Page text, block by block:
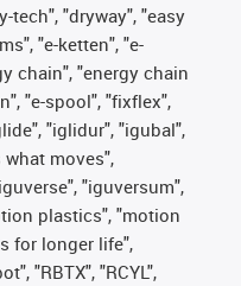
tech", "dryway", "easy
"e-ketten", "e-
chain", "energy chain
"e-spool", "fixflex",
"iglidur", "igubal",
moves",
"iguversum",
plastics", "motion
for longer life",
"RBTX", "RCYL",